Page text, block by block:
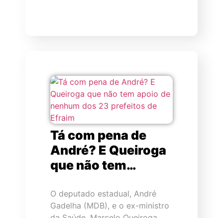
Tá com pena de
André? E Queiroga
que não tem…
O deputado estadual, André
Gadelha (MDB), e o ex-ministro